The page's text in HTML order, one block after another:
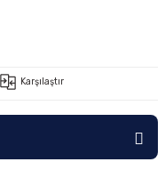
Karşılaştır